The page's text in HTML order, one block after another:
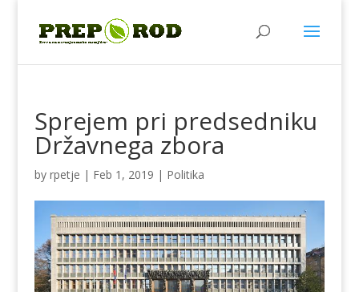
Sprejem pri predsedniku
Državnega zbora
by rpetje | Feb 1, 2019 | Politika